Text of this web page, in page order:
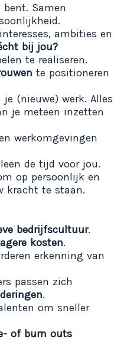
bent. Samen
ambities en
bij jou?
te realiseren.
te positioneren
(nieuwe) werk. Alles
je meteen inzetten
werkomgevingen
de tijd voor jou.
op persoonlijk en
kracht te staan.
bedrijfscultuur.
kosten.
erkenning van
passen zich
.
om sneller
of burn outs